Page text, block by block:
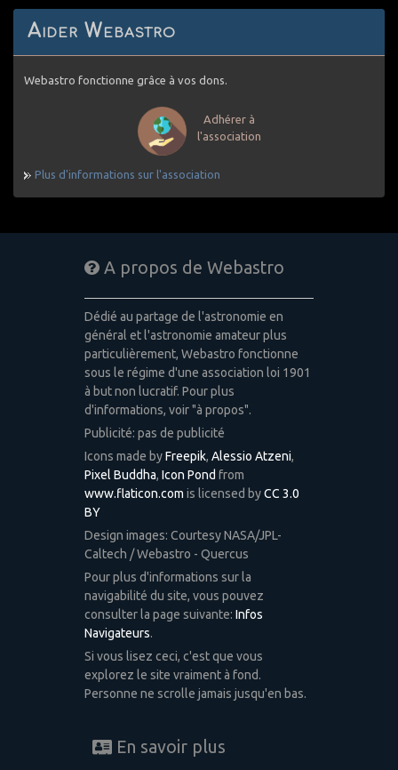
Aider Webastro
Webastro fonctionne grâce à vos dons.
Adhérer à
l'association
Plus d'informations sur l'association
A propos de Webastro
Dédié au partage de l'astronomie en
général et l'astronomie amateur plus
particulièrement, Webastro fonctionne
sous le régime d'une association loi 1901
à but non lucratif. Pour plus
d'informations, voir "à propos".
Publicité: pas de publicité
Icons made byFreepik, Alessio Atzeni,
Pixel Buddha, Icon Pond from
www.flaticon.com is licensed byCC 3.0
BY
Design images: Courtesy NASA/JPL-
Caltech / Webastro - Quercus
Pour plus d'informations sur la
navigabilité du site, vous pouvez
consulter la page suivante: Infos
Navigateurs.
Si vous lisez ceci, c'est que vous
explorez le site vraiment à fond.
Personne ne scrolle jamais jusqu'en bas.
En savoir plus